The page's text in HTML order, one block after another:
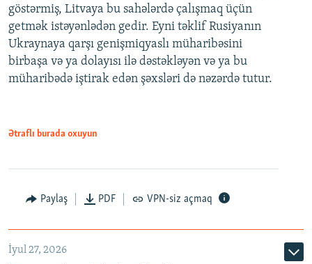
göstərmiş, Litvaya bu sahələrdə çalışmaq üçün
getmək istəyənlədən gedir. Eyni təklif Rusiyanın
Ukraynaya qarşı genişmiqyaslı müharibəsini
birbaşa və ya dolayısı ilə dəstəkləyən və ya bu
müharibədə iştirak edən şəxsləri də nəzərdə tutur.
Ətraflı burada oxuyun
Paylaş PDF VPN-siz açmaq
İyul 27, 2026